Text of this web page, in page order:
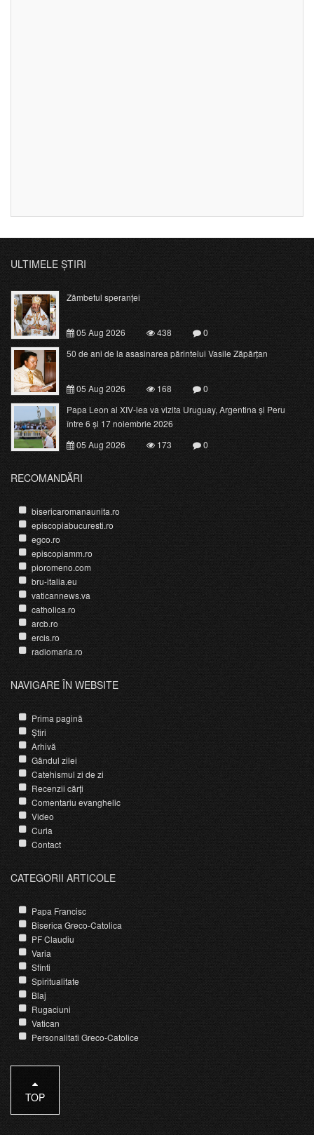
ULTIMELE ȘTIRI
Zâmbetul speranței
05 Aug 2026 438
0
50 de ani de la asasinarea părintelui Vasile Zăpârțan
05 Aug 2026 168
0
Papa Leon al XIV-lea va vizita Uruguay, Argentina și Peru
între 6 și 17 noiembrie 2026
05 Aug 2026
173 0
RECOMANDĂRI
bisericaromanaunita.ro
episcopiabucuresti.ro
egco.ro
episcopiamm.ro
pioromeno.com
bru-italia.eu
vaticannews.va
catholica.ro
arcb.ro
ercis.ro
radiomaria.ro
NAVIGARE ÎN WEBSITE
Prima pagină
Știri
Arhivă
Gândul zilei
Catehismul zi de zi
Recenzii cărți
Comentariu evanghelic
Video
Curia
Contact
CATEGORII ARTICOLE
Papa Francisc
Biserica Greco-Catolica
PF Claudiu
Varia
Sfinti
Spiritualitate
Blaj
Rugaciuni
Vatican
Personalitati Greco-Catolice
TOP